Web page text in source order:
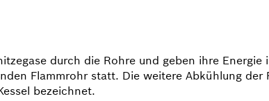
durch die Rohre und geben ihre Energie
Flammrohr statt. Die weitere Abkühlung der
bezeichnet.